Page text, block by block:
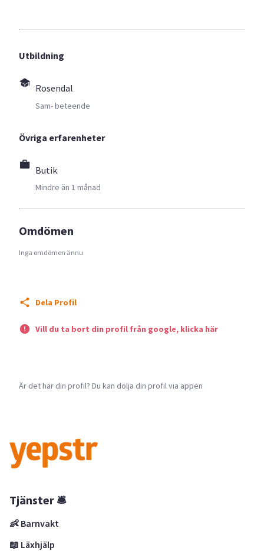
Utbildning
Rosendal
Sam- beteende
Övriga erfarenheter
Butik
Mindre än 1 månad
Omdömen
Inga omdömen ännu
Dela Profil
Vill du ta bort din profil från google, klicka här
Är det här din profil? Du kan dölja din profil via appen
Tjänster 🛎
👶 Barnvakt
📖 Läxhjälp